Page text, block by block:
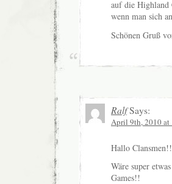
auf die Highland
wenn man sich
Schönen Gruß
RalfSays:
April 9th, 2010 at
Hallo
Wäre super
Games!!